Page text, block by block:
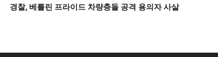
경찰, 베를린 프라이드 차량충돌 공격 용의자 사살